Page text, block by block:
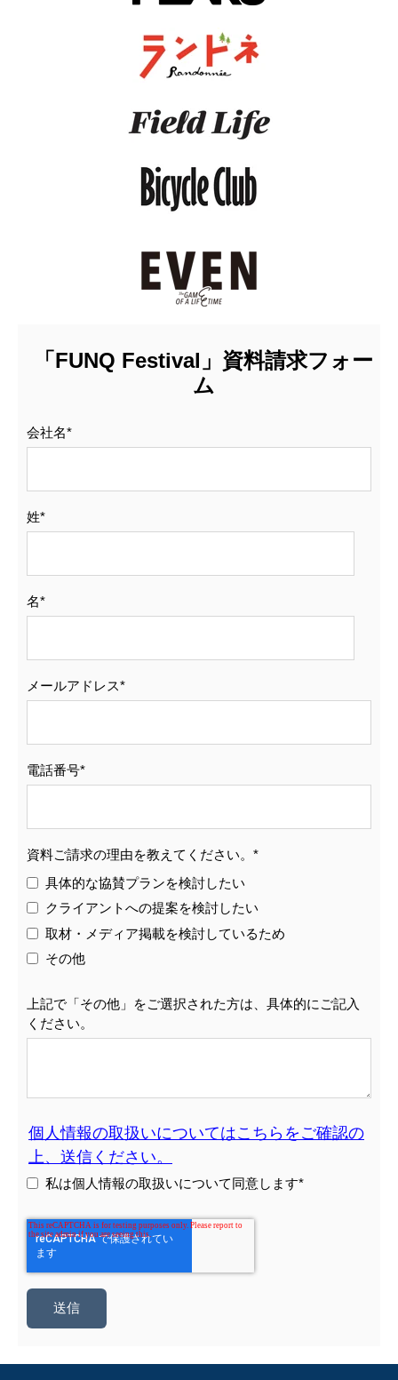
「FUNQ Festival」資料請求フォー
ム
会社名*
姓*
名*
メールアドレス*
電話番号*
資料ご請求の理由を教えてください。 *
具体的な協賛プランを検討したい
クライアントへの提案を検討したい
取材・メディア掲載を検討しているため
その他
上記で「その他」をご選択された方は、具体的にご記入
ください。
個人情報の取扱いについてはこちらをご確認の
上、送信ください。
私は個人情報の取扱いについて同意します*